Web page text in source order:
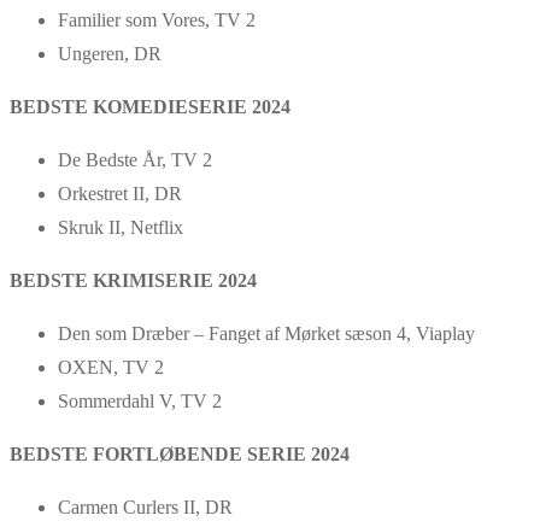
Familier som Vores, TV 2
Ungeren, DR
BEDSTE KOMEDIESERIE 2024
De Bedste År, TV 2
Orkestret II, DR
Skruk II, Netflix
BEDSTE KRIMISERIE 2024
Den som Dræber – Fanget af Mørket sæson 4, Viaplay
OXEN, TV 2
Sommerdahl V, TV 2
BEDSTE FORTLØBENDE SERIE 2024
Carmen Curlers II, DR